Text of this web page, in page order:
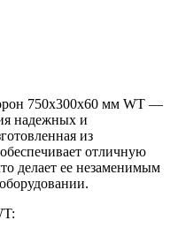
750x300x60 мм WT —
надежных и
из
отличную
делает ее незаменимым